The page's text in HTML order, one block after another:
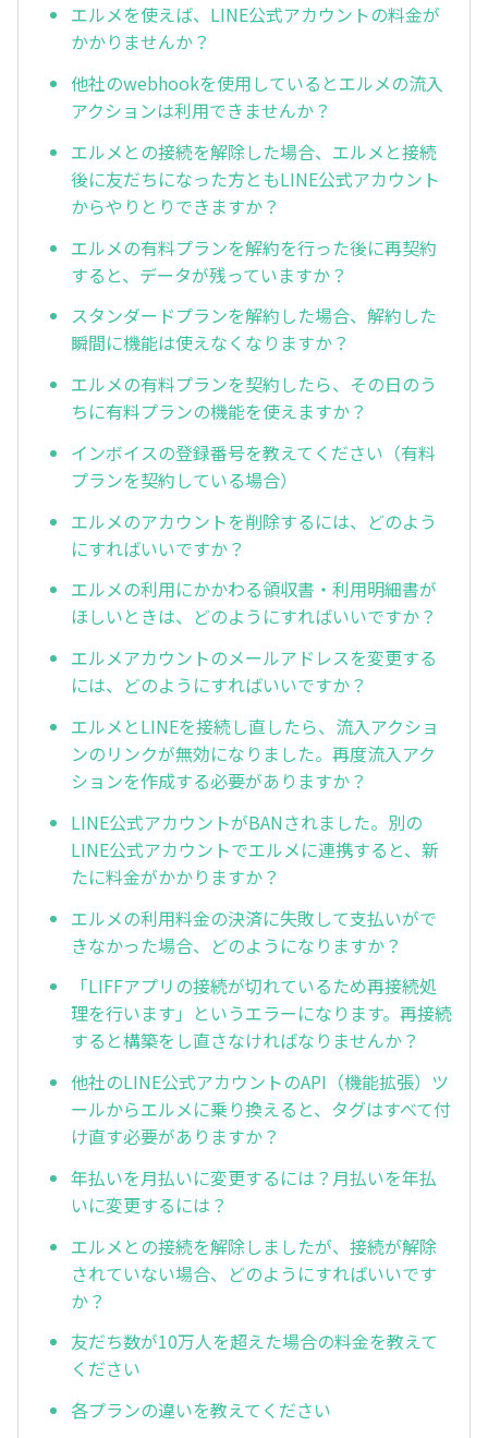
エルメを使えば、LINE公式アカウントの料金が
かかりませんか？
他社のwebhookを使用しているとエルメの流入
アクションは利用できませんか？
エルメとの接続を解除した場合、エルメと接続
後に友だちになった方ともLINE公式アカウント
からやりとりできますか？
エルメの有料プランを解約を行った後に再契約
すると、データが残っていますか？
スタンダードプランを解約した場合、解約した
瞬間に機能は使えなくなりますか？
エルメの有料プランを契約したら、その日のう
ちに有料プランの機能を使えますか？
インボイスの登録番号を教えてください（有料
プランを契約している場合）
エルメのアカウントを削除するには、どのよう
にすればいいですか？
エルメの利用にかかわる領収書・利用明細書が
ほしいときは、どのようにすればいいですか？
エルメアカウントのメールアドレスを変更する
には、どのようにすればいいですか？
エルメとLINEを接続し直したら、流入アクショ
ンのリンクが無効になりました。再度流入アク
ションを作成する必要がありますか？
LINE公式アカウントがBANされました。別の
LINE公式アカウントでエルメに連携すると、新
たに料金がかかりますか？
エルメの利用料金の決済に失敗して支払いがで
きなかった場合、どのようになりますか？
「LIFFアプリの接続が切れているため再接続処
理を行います」というエラーになります。再接続
すると構築をし直さなければなりませんか？
他社のLINE公式アカウントのAPI（機能拡張）ツ
ールからエルメに乗り換えると、タグはすべて付
け直す必要がありますか？
年払いを月払いに変更するには？月払いを年払
いに変更するには？
エルメとの接続を解除しましたが、接続が解除
されていない場合、どのようにすればいいです
か？
友だち数が10万人を超えた場合の料金を教えて
ください
各プランの違いを教えてください